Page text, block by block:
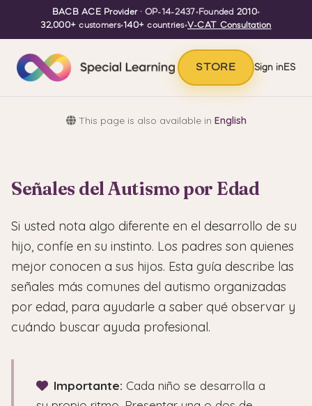
BACB ACE Provider· OP-14-2437•Founded 2010•
32,000+ customers•140+ countries•V-CAT Consultation
STORE Sign inES
This page is also available in English
Señales del Autismo por Edad
Si usted nota algo diferente en el desarrollo de su
hijo, confíe en su instinto. Los padres son quienes
mejor conocen a sus hijos. Esta guía describe las
señales más comunes del autismo organizadas
por edad, para ayudarle a saber qué observar y
cuándo buscar ayuda profesional.
Importante: Cada niño se desarrolla a